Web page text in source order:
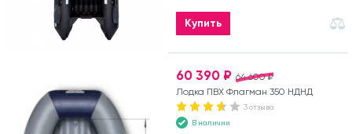
Купить
64 600 ₽
60 390 ₽
Лодка ПВХ Флагман 350 НДНД
3 отзыва
В наличии